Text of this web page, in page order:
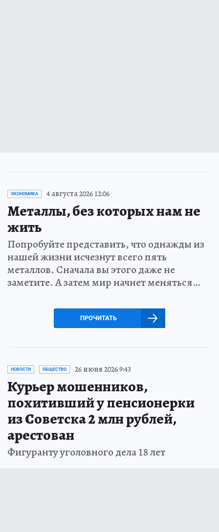
ЭКОНОМИКА 4 августа 2026 12:06
Металлы, без которых нам не
жить
Попробуйте представить, что однажды из
нашей жизни исчезнут всего пять
металлов. Сначала вы этого даже не
заметите. А затем мир начнет меняться…
ПРОЧИТАТЬ
НОВОСТИ ОБЩЕСТВО 26 июня 2026 9:43
Курьер мошенников,
похитивший у пенсионерки
из Советска 2 млн рублей,
арестован
Фигуранту уголовного дела 18 лет